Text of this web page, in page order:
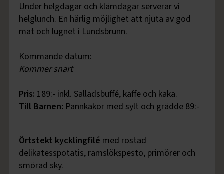
Under helgdagar och klämdagar serverar vi
helglunch. En härlig möjlighet att njuta av god
mat och lugnet i Lundsbrunn.
Kommande datum:
Kommer snart
Pris: 189:- inkl. Salladsbuffé, kaffe och kaka.
Till Barnen: Pannkakor med sylt och grädde 89:-
Örtstekt kycklingfilé med rostad
delikatesspotatis, ramslökspesto, primörer och
smörad sky.